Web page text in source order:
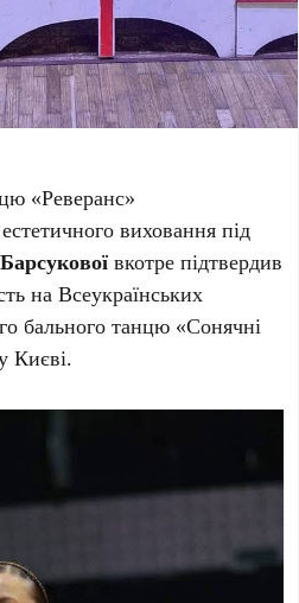
«Реверанс»
виховання під
вкотре підтвердив
на Всеукраїнських
бального танцю «Сонячні
Києві.